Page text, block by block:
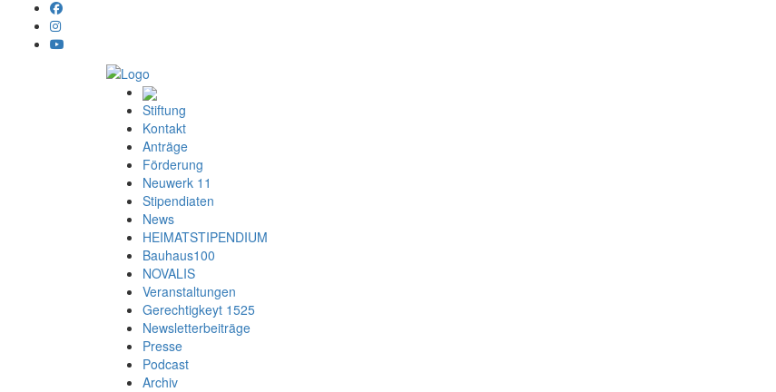
Stiftung
Kontakt
Anträge
Förderung
Neuwerk 11
Stipendiaten
News
HEIMATSTIPENDIUM
Bauhaus100
NOVALIS
Veranstaltungen
Gerechtigkeyt 1525
Newsletterbeiträge
Presse
Podcast
Archiv